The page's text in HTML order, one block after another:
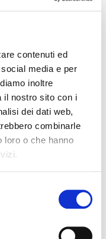
contenuti ed
media e per
inoltre
il nostro sito con i
dei dati web,
combinarle
loro o che hanno